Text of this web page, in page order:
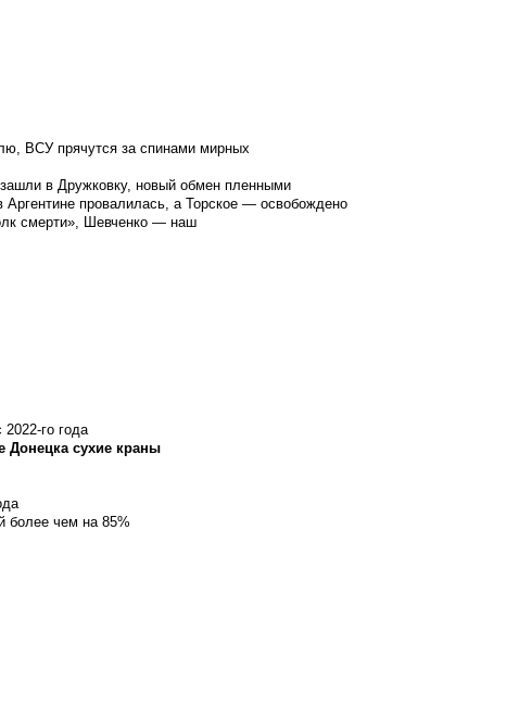
ВСУ прячутся за спинами мирных
в Дружковку, новый обмен пленными
провалилась, а Торское — освобождено
смерти», Шевченко — наш
го года
Донецка сухие краны
более чем на 85%